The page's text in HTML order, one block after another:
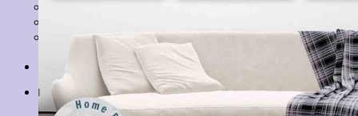
Tranh Thuỷ Mặc
Tranh Con Hổ
Liên hệ